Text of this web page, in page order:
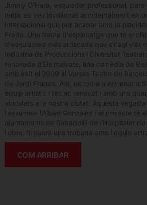
Jimmy O'Hara, esquiador professional, pare
mitjà, es veu involucrat accidentalment en
internacional que pot acabar amb la
Freda. Una trama d'espionatge que té el
d'esquiadors més arriscada que s'hagi vist
Indústria de Produccions i Diversitat
renovada d'Els malvats, una comèdia de
amb èxit el 2009 al Versus Teatre de
de Jordi Frades. Ara, es torna a estrenar a
equip artístic i tècnic renovat i amb uns
vinculats a la nostra ciutat. Aquesta vegada
l'assumeix l'Albert Gonzàlez i el projecte té
ajuntaments de Sabadell i de l'Hospitalet de
l'obra, hi haurà una trobada amb l'equip
COM ARRIBAR